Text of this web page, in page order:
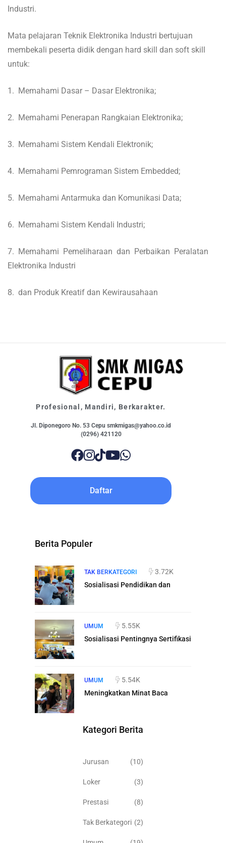
Industri.
Mata pelajaran Teknik Elektronika Industri bertujuan
membekali peserta didik dengan hard skill dan soft skill
untuk:
1. Memahami Dasar – Dasar Elektronika;
2. Memahami Penerapan Rangkaian Elektronika;
3. Memahami Sistem Kendali Elektronik;
4. Memahami Pemrograman Sistem Embedded;
5. Memahami Antarmuka dan Komunikasi Data;
6. Memahami Sistem Kendali Industri;
7. Memahami Pemeliharaan dan Perbaikan Peralatan
Elektronika Industri
8. dan Produk Kreatif dan Kewirausahaan
Profesional, Mandiri, Berkarakter.
Jl. Diponegoro No. 53 Cepu smkmigas@yahoo.co.id
(0296) 421120
Daftar
Berita Populer
TAK BERKATEGORI
3.72K
Sosialisasi Pendidikan dan
UMUM
5.55K
Sosialisasi Pentingnya Sertifikasi
UMUM
5.54K
Meningkatkan Minat Baca
Kategori Berita
Jurusan (10)
Loker (3)
Prestasi (8)
Tak Berkategori (2)